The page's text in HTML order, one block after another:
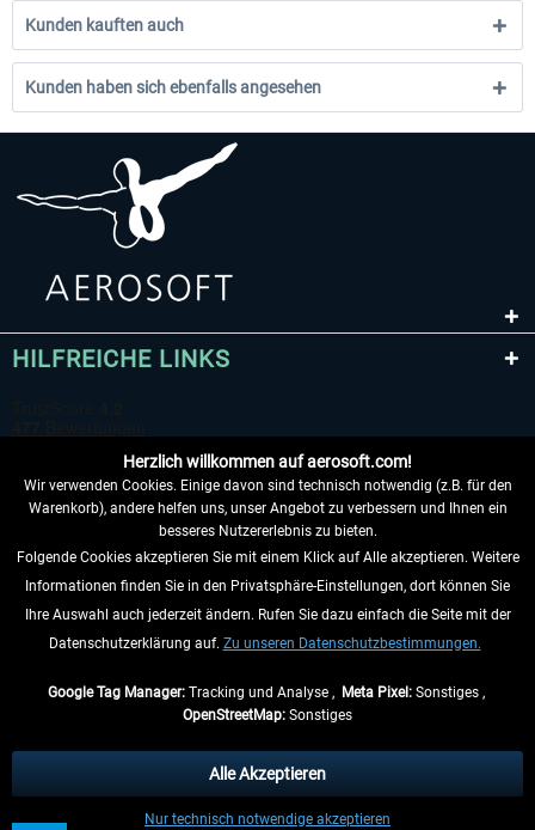
Kunden kauften auch
Kunden haben sich ebenfalls angesehen
HILFREICHE LINKS
VERTRAG WIDERRUFEN
INFORMATIONEN
anders beschrieben.
** Gilt für Lieferungen innerhalb Deutschlands, Lieferzeiten für andere Länder
Herzlich willkommen auf aerosoft.com!
Wir verwenden Cookies. Einige davon sind technisch notwendig (z.B. für den
Warenkorb), andere helfen uns, unser Angebot zu verbessern und Ihnen ein
besseres Nutzererlebnis zu bieten.
Folgende Cookies akzeptieren Sie mit einem Klick auf Alle akzeptieren. Weitere
Informationen finden Sie in den Privatsphäre-Einstellungen, dort können Sie
Ihre Auswahl auch jederzeit ändern. Rufen Sie dazu einfach die Seite mit der
Datenschutzerklärung auf. Zu unseren Datenschutzbestimmungen.
Google Tag Manager:Tracking und Analyse , Meta Pixel:Sonstiges ,
OpenStreetMap: Sonstiges
Nur technisch notwendige akzeptieren
Alle Akzeptieren